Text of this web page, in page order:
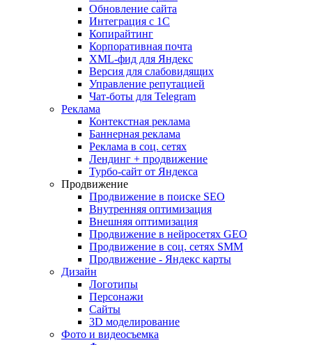
Обновление сайта
Интеграция с 1С
Копирайтинг
Корпоративная почта
XML-фид для Яндекс
Версия для слабовидящих
Управление репутацией
Чат-боты для Telegram
Реклама
Контекстная реклама
Баннерная реклама
Реклама в соц. сетях
Лендинг + продвижение
Турбо-сайт от Яндекса
Продвижение
Продвижение в поиске SEO
Внутренняя оптимизация
Внешняя оптимизация
Продвижение в нейросетях GEO
Продвижение в соц. сетях SMM
Продвижение - Яндекс карты
Дизайн
Логотипы
Персонажи
Сайты
3D моделирование
Фото и видеосъемка